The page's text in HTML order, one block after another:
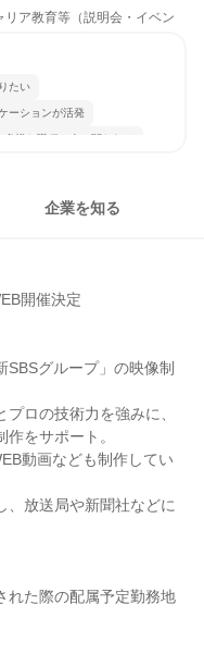
ア教育等（説明会・イベン
たい
ーションが活発
多様な職種の人と関われる
企業を知る
開催決定
グループ」の映像制
ロの技術力を強みに、
をサポート。
動画なども制作してい
、放送局や新聞社などに
れた際の配属予定勤務地